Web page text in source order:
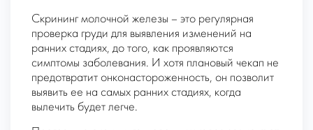
Скрининг молочной железы – это регулярная
проверка груди для выявления изменений на
ранних стадиях, до того, как проявляются
симптомы заболевания. И хотя плановый чекап не
предотвратит онконастороженность, он позволит
выявить ее на самых ранних стадиях, когда
вылечить будет легче.